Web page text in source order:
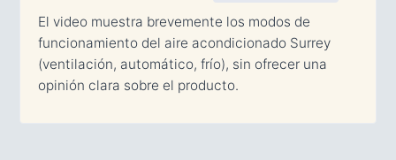
El video muestra brevemente los modos de
funcionamiento del aire acondicionado Surrey
(ventilación, automático, frío), sin ofrecer una
opinión clara sobre el producto.